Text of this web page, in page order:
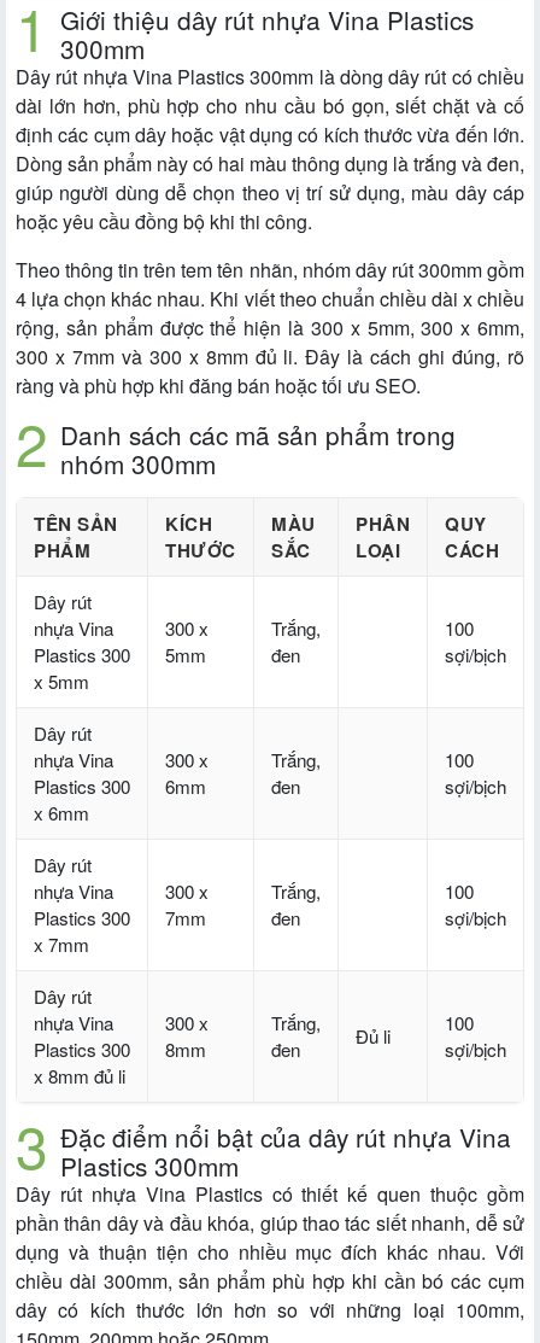
Giới thiệu dây rút nhựa Vina Plastics
300mm
Dây rút nhựa Vina Plastics 300mm là dòng dây rút có chiều
dài lớn hơn, phù hợp cho nhu cầu bó gọn, siết chặt và cố
định các cụm dây hoặc vật dụng có kích thước vừa đến lớn.
Dòng sản phẩm này có hai màu thông dụng là trắng và đen,
giúp người dùng dễ chọn theo vị trí sử dụng, màu dây cáp
hoặc yêu cầu đồng bộ khi thi công.
Theo thông tin trên tem tên nhãn, nhóm dây rút 300mm gồm
4 lựa chọn khác nhau. Khi viết theo chuẩn chiều dài x chiều
rộng, sản phẩm được thể hiện là 300 x 5mm, 300 x 6mm,
300 x 7mm và 300 x 8mm đủ li. Đây là cách ghi đúng, rõ
ràng và phù hợp khi đăng bán hoặc tối ưu SEO.
Danh sách các mã sản phẩm trong
nhóm 300mm
TÊN SẢN
PHẨM
KÍCH
THƯỚC
MÀU
SẮC
PHÂN
LOẠI
QUY
CÁCH
Dây rút
nhựa Vina
Plastics 300
x 5mm
300 x
5mm
Trắng,
đen
100
sợi/bịch
Dây rút
nhựa Vina
Plastics 300
x 6mm
300 x
6mm
Trắng,
đen
100
sợi/bịch
Dây rút
nhựa Vina
Plastics 300
x 7mm
300 x
7mm
Trắng,
đen
100
sợi/bịch
Dây rút
nhựa Vina
Plastics 300
x 8mm đủ li
300 x
8mm
Trắng,
đen
Đủ li
100
sợi/bịch
Đặc điểm nổi bật của dây rút nhựa Vina
Plastics 300mm
Dây rút nhựa Vina Plastics có thiết kế quen thuộc gồm
phần thân dây và đầu khóa, giúp thao tác siết nhanh, dễ sử
dụng và thuận tiện cho nhiều mục đích khác nhau. Với
chiều dài 300mm, sản phẩm phù hợp khi cần bó các cụm
dây có kích thước lớn hơn so với những loại 100mm,